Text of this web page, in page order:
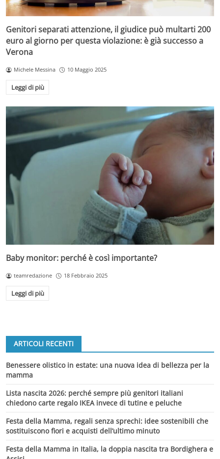
Genitori separati attenzione, il giudice può multarti 200
euro al giorno per questa violazione: è già successo a
Verona
Michele Messina 10 Maggio 2025
Leggi di più
Baby monitor: perché è così importante?
teamredazione 18 Febbraio 2025
Leggi di più
ARTICOLI RECENTI
Benessere olistico in estate: una nuova idea di bellezza per la
mamma
Lista nascita 2026: perché sempre più genitori italiani
chiedono carte regalo IKEA invece di tutine e peluche
Festa della Mamma, regali senza sprechi: idee sostenibili che
sostituiscono fiori e acquisti dell’ultimo minuto
Festa della Mamma in Italia, la doppia nascita tra Bordighera e